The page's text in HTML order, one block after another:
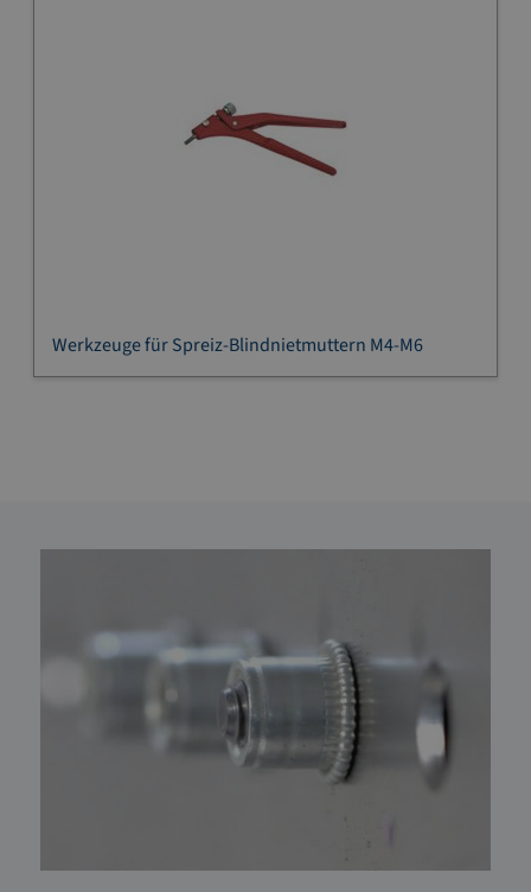
Werkzeuge für Spreiz-Blindnietmuttern M4-M6